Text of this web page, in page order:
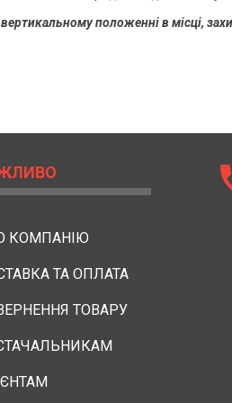
вертикальному положенні в місці,
КОМПАНІЮ
ТА ОПЛАТА
ТОВАРУ